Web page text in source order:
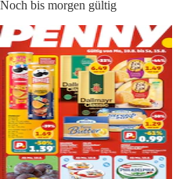
Noch bis morgen gültig